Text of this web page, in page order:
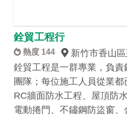
銓貿工程行
熱度 144
新竹市香山
銓貿工程是一群專業，負責
團隊；每位施工人員從業都
RC牆面防水工程、屋頂防
電動捲門、不鏽鋼防盜窗